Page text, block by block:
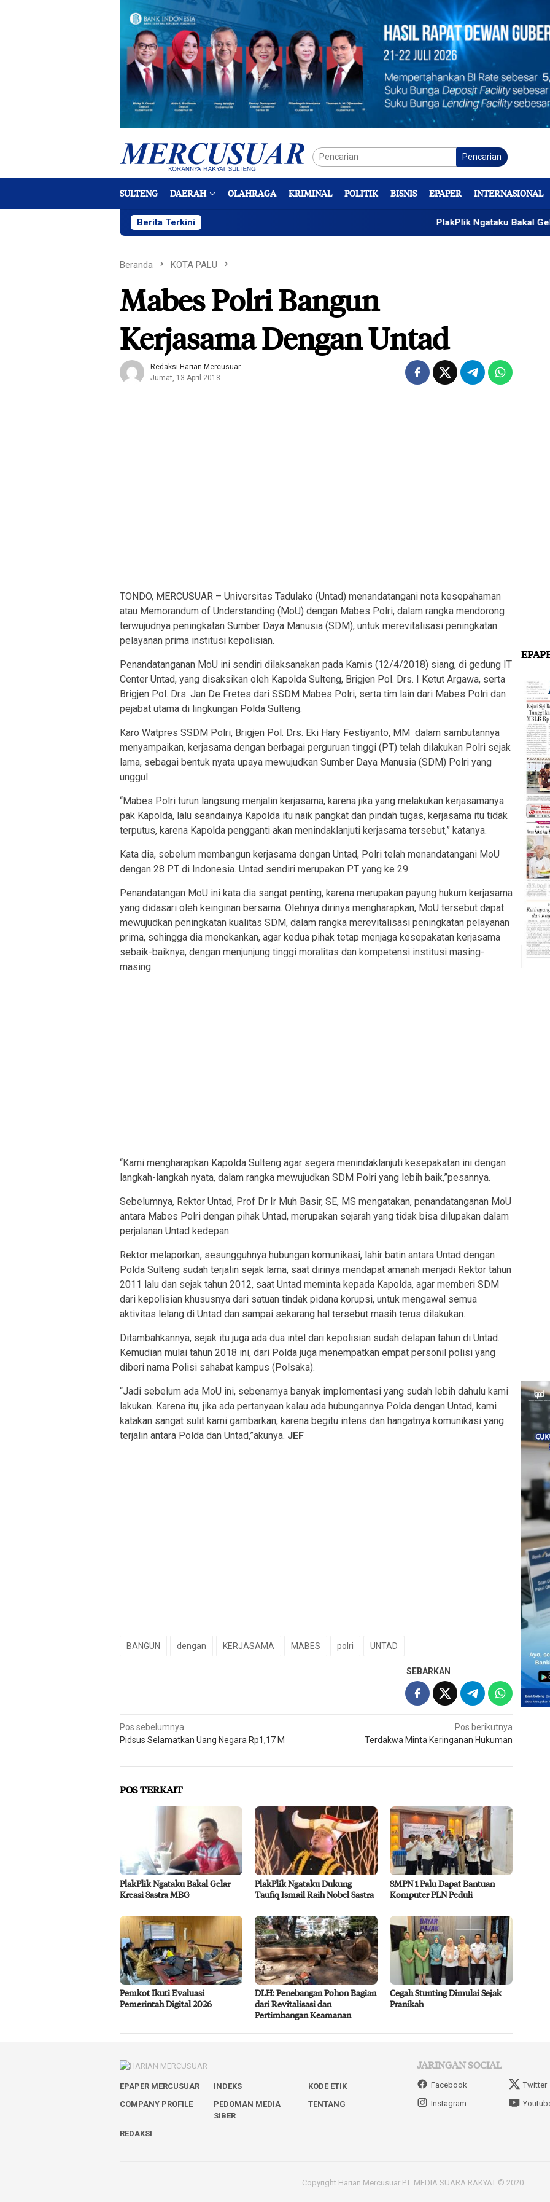
Pencarian
SULTENG DAERAH OLAHRAGA KRIMINAL POLITIK BISNIS EPAPER INTERNASIONAL
Berita Terkini PlakPlik Ngataku Bakal Gelar Kreasi
Beranda KOTA PALU
Mabes Polri Bangun
Kerjasama Dengan Untad
Redaksi Harian Mercusuar
Jumat, 13 April 2018
TONDO, MERCUSUAR – Universitas Tadulako (Untad) menandatangani nota kesepahaman
atau Memorandum of Understanding (MoU) dengan Mabes Polri, dalam rangka mendorong
terwujudnya peningkatan Sumber Daya Manusia (SDM), untuk merevitalisasi peningkatan
pelayanan prima institusi kepolisian.
Penandatanganan MoU ini sendiri dilaksanakan pada Kamis (12/4/2018) siang, di gedung IT
Center Untad, yang disaksikan oleh Kapolda Sulteng, Brigjen Pol. Drs. I Ketut Argawa, serta
Brigjen Pol. Drs. Jan De Fretes dari SSDM Mabes Polri, serta tim lain dari Mabes Polri dan
pejabat utama di lingkungan Polda Sulteng.
Karo Watpres SSDM Polri, Brigjen Pol. Drs. Eki Hary Festiyanto, MM dalam sambutannya
menyampaikan, kerjasama dengan berbagai perguruan tinggi (PT) telah dilakukan Polri sejak
lama, sebagai bentuk nyata upaya mewujudkan Sumber Daya Manusia (SDM) Polri yang
unggul.
“Mabes Polri turun langsung menjalin kerjasama, karena jika yang melakukan kerjasamanya
pak Kapolda, lalu seandainya Kapolda itu naik pangkat dan pindah tugas, kerjasama itu tidak
terputus, karena Kapolda pengganti akan menindaklanjuti kerjasama tersebut,” katanya.
Kata dia, sebelum membangun kerjasama dengan Untad, Polri telah menandatangani MoU
dengan 28 PT di Indonesia. Untad sendiri merupakan PT yang ke 29.
Penandatangan MoU ini kata dia sangat penting, karena merupakan payung hukum kerjasama
yang didasari oleh keinginan bersama. Olehnya dirinya mengharapkan, MoU tersebut dapat
mewujudkan peningkatan kualitas SDM, dalam rangka merevitalisasi peningkatan pelayanan
prima, sehingga dia menekankan, agar kedua pihak tetap menjaga kesepakatan kerjasama
sebaik-baiknya, dengan menjunjung tinggi moralitas dan kompetensi institusi masing-
masing.
“Kami mengharapkan Kapolda Sulteng agar segera menindaklanjuti kesepakatan ini dengan
langkah-langkah nyata, dalam rangka mewujudkan SDM Polri yang lebih baik,”pesannya.
Sebelumnya, Rektor Untad, Prof Dr Ir Muh Basir, SE, MS mengatakan, penandatanganan MoU
antara Mabes Polri dengan pihak Untad, merupakan sejarah yang tidak bisa dilupakan dalam
perjalanan Untad kedepan.
Rektor melaporkan, sesungguhnya hubungan komunikasi, lahir batin antara Untad dengan
Polda Sulteng sudah terjalin sejak lama, saat dirinya mendapat amanah menjadi Rektor tahun
2011 lalu dan sejak tahun 2012, saat Untad meminta kepada Kapolda, agar memberi SDM
dari kepolisian khususnya dari satuan tindak pidana korupsi, untuk mengawal semua
aktivitas lelang di Untad dan sampai sekarang hal tersebut masih terus dilakukan.
Ditambahkannya, sejak itu juga ada dua intel dari kepolisian sudah delapan tahun di Untad.
Kemudian mulai tahun 2018 ini, dari Polda juga menempatkan empat personil polisi yang
diberi nama Polisi sahabat kampus (Polsaka).
“Jadi sebelum ada MoU ini, sebenarnya banyak implementasi yang sudah lebih dahulu kami
lakukan. Karena itu, jika ada pertanyaan kalau ada hubungannya Polda dengan Untad, kami
katakan sangat sulit kami gambarkan, karena begitu intens dan hangatnya komunikasi yang
terjalin antara Polda dan Untad,”akunya. JEF
BANGUN dengan KERJASAMA MABES polri UNTAD
SEBARKAN
Navigasi
pos
Pos sebelumnya
Pidsus Selamatkan Uang Negara Rp1,17 M
Pos berikutnya
Terdakwa Minta Keringanan Hukuman
POS TERKAIT
PlakPlik Ngataku Bakal Gelar
Kreasi Sastra MBG
PlakPlik Ngataku Dukung
Taufiq Ismail Raih Nobel Sastra
SMPN 1 Palu Dapat Bantuan
Komputer PLN Peduli
Pemkot Ikuti Evaluasi
Pemerintah Digital 2026
DLH: Penebangan Pohon Bagian
dari Revitalisasi dan
Pertimbangan Keamanan
Cegah Stunting Dimulai Sejak
Pranikah
EPAPER MERCUSUAR INDEKS
KODE ETIK
COMPANY PROFILE
PEDOMAN MEDIA
SIBER
TENTANG
REDAKSI
JARINGAN SOCIAL
Facebook
Twitter
Instagram
Copyright Harian Mercusuar PT. MEDIA SUARA RAKYAT © 2020